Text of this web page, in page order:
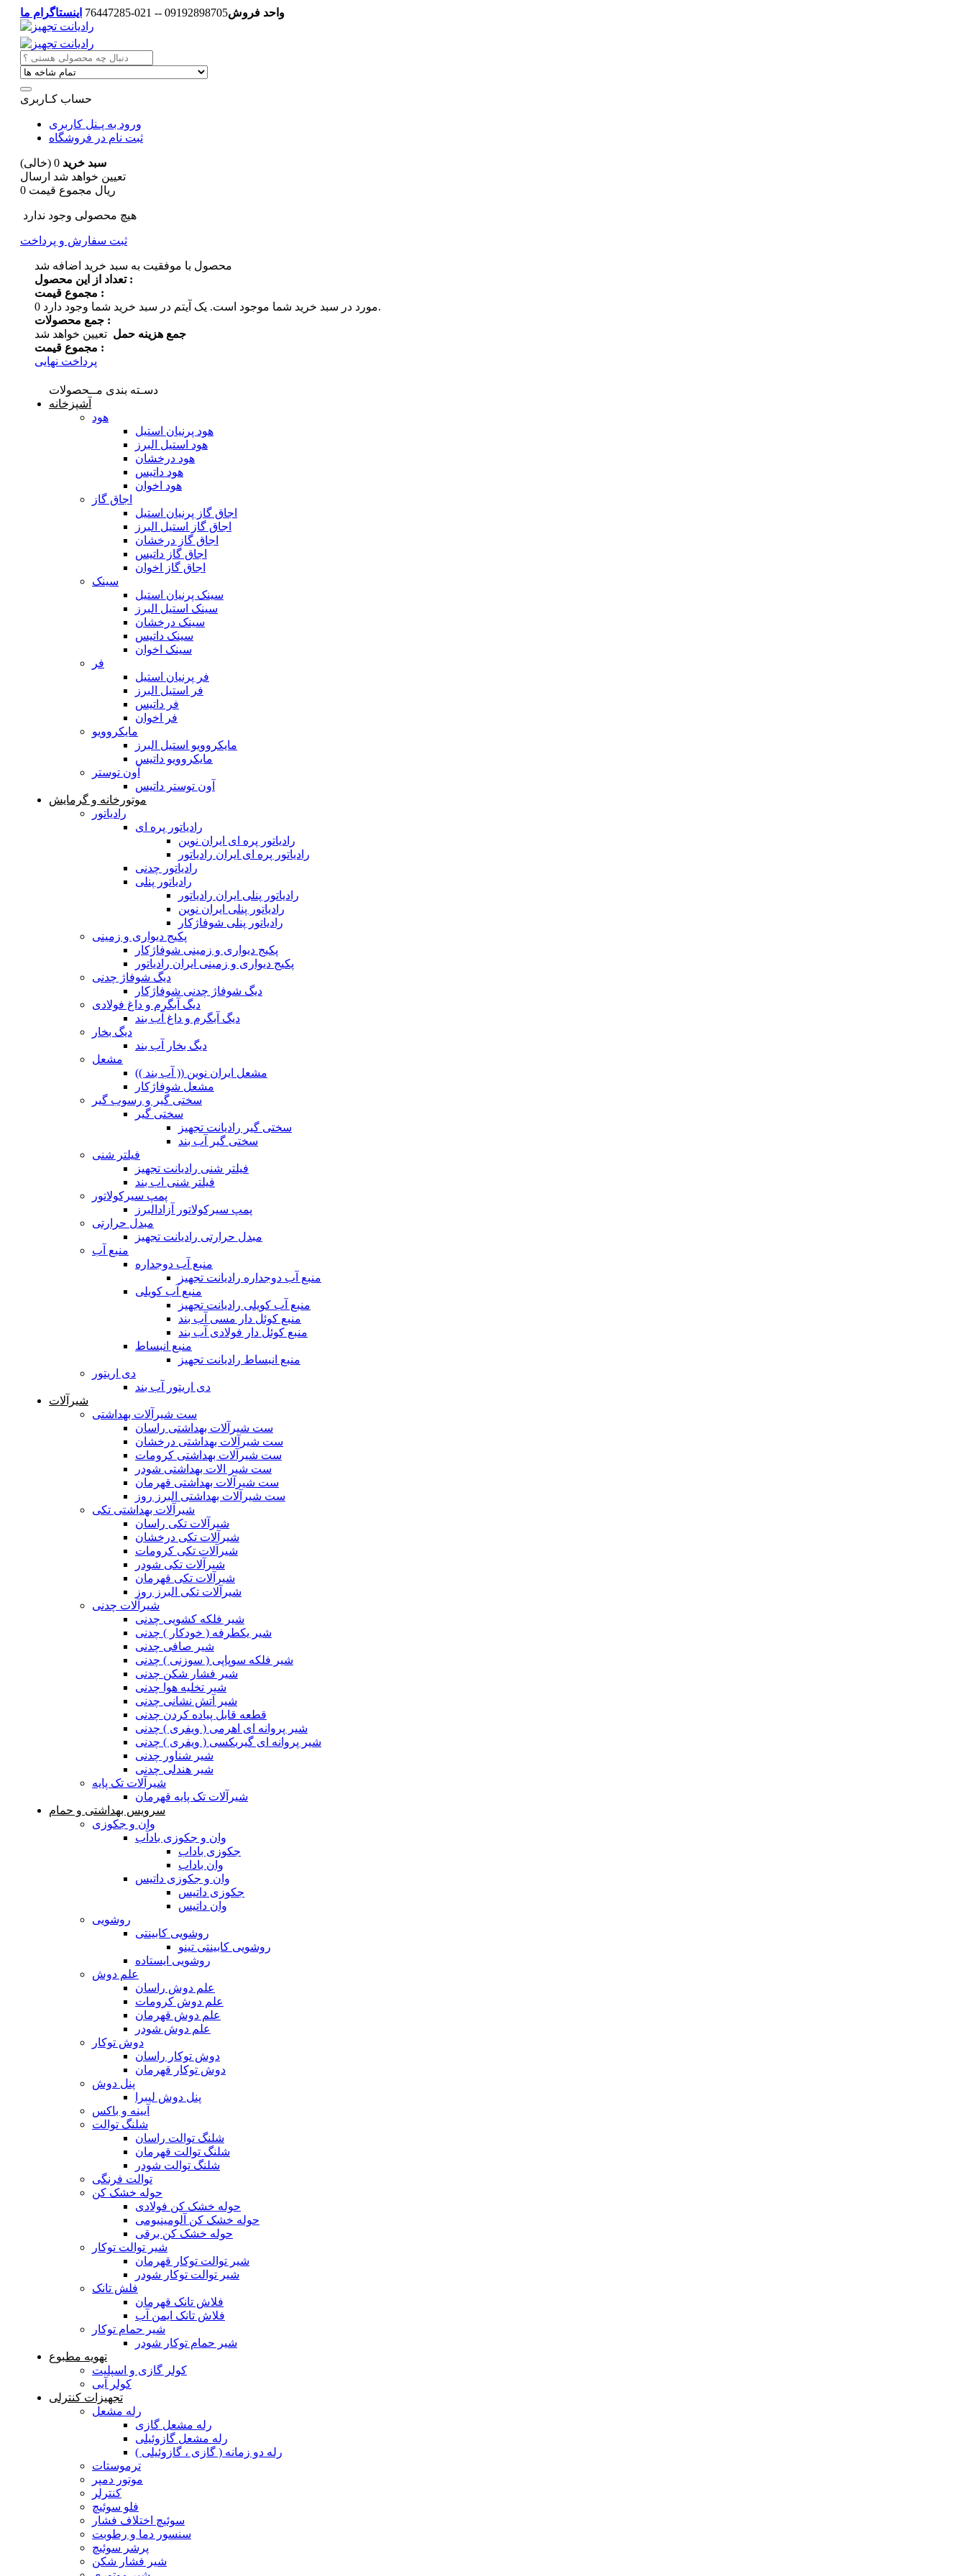
واحد فروش09192898705 -- 021-76447285 اینستاگرام ما
حساب کـاربری
ورود به پـنل کاربری
ثبت نام در فروشگاه
سبد خرید 0 (خالی)
تعیین خواهد شد ارسال
0 ریال مجموع قیمت
هیچ محصولی وجود ندارد
ثبت سفارش و پرداخت
محصول با موفقیت به سبد خرید اضافه شد
تعداد از این محصول :
مجموع قیمت :
0
مورد در سبد خرید شما موجود است.یک آیتم در سبد خرید شما وجود دارد.
جمع محصولات :
جمع هزینه حمل تعیین خواهد شد
مجموع قیمت :
پرداخت نهایی
دسـته بندی مــحصولات
آشپزخانه
هود
هود پرنیان استیل
هود استیل البرز
هود درخشان
هود داتیس
هود اخوان
اجاق گاز
اجاق گاز پرنیان استیل
اجاق گاز استیل البرز
اجاق گاز درخشان
اجاق گاز داتیس
اجاق گاز اخوان
سینک
سینک پرنیان استیل
سینک استیل البرز
سینک درخشان
سینک داتیس
سینک اخوان
فر
فر پرنیان استیل
فر استیل البرز
فر داتیس
فر اخوان
مایکروویو
مایکروویو استیل البرز
مایکروویو داتیس
آون توستر
آون توستر داتیس
موتورخانه و گرمایش
رادیاتور
رادیاتور پره ای
رادیاتور پره ای ایران نوین
رادیاتور پره ای ایران رادیاتور
رادیاتور چدنی
رادیاتور پنلی
رادیاتور پنلی ایران رادیاتور
رادیاتور پنلی ایران نوین
رادیاتور پنلی شوفاژکار
پکیج دیواری و زمینی
پکیج دیواری و زمینی شوفاژکار
پکیج دیواری و زمینی ایران رادیاتور
دیگ شوفاژ چدنی
دیگ شوفاژ چدنی شوفاژکار
دیگ آبگرم و داغ فولادی
دیگ آبگرم و داغ آب بند
دیگ بخار
دیگ بخار آب بند
مشعل
مشعل ایران نوین (( آب بند ))
مشعل شوفاژکار
سختی گیر و رسوب گیر
سختی گیر
سختی گیر رادیانت تجهیز
سختی گیر آب بند
فیلتر شنی
فیلتر شنی رادیانت تجهیز
فیلتر شنی اب بند
پمپ سیرکولاتور
پمپ سیرکولاتور آزادالبرز
مبدل حرارتی
مبدل حرارتی رادیانت تجهیز
منبع آب
منبع آب دوجداره
منبع آب دوجداره رادیانت تجهیز
منبع آب کویلی
منبع آب کویلی رادیانت تجهیز
منبع کوئل دار مسی آب بند
منبع کوئل دار فولادی آب بند
منبع انبساط
منبع انبساط رادیانت تجهیز
دی اریتور
دی اریتور آب بند
شیرآلات
ست شیرآلات بهداشتی
ست شیرآلات بهداشتی راسان
ست شیرآلات بهداشتی درخشان
ست شیرآلات بهداشتی کرومات
ست شیر الات بهداشتی شودر
ست شیرآلات بهداشتی قهرمان
ست شیرآلات بهداشتی البرز روز
شیرآلات بهداشتی تکی
شیرآلات تکی راسان
شیرآلات تکی درخشان
شیرآلات تکی کرومات
شیرآلات تکی شودر
شیرآلات تکی قهرمان
شیرآلات تکی البرز روز
شیرآلات چدنی
شیر فلکه کشویی چدنی
شیر یکطرفه ( خودکار ) چدنی
شیر صافی چدنی
شیر فلکه سوپاپی ( سوزنی ) چدنی
شیر فشار شکن چدنی
شیر تخلیه هوا چدنی
شیر آتش نشانی چدنی
قطعه قابل پیاده کردن چدنی
شیر پروانه ای اهرمی ( ویفری ) چدنی
شیر پروانه ای گیربکسی ( ویفری ) چدنی
شیر شناور چدنی
شیر هندلی چدنی
شیرآلات تک پایه
شیرآلات تک پایه قهرمان
سرویس بهداشتی و حمام
وان و جکوزی
وان و جکوزی بادآب
جکوزی باداب
وان باداب
وان و جکوزی داتیس
جکوزی داتیس
وان داتیس
روشویی
روشویی کابینتی
روشویی کابینتی تینو
روشویی‌ ایستاده
علم دوش
علم دوش راسان
علم دوش کرومات
علم دوش قهرمان
علم دوش شودر
دوش توکار
دوش توکار راسان
دوش توکار قهرمان
پنل دوش
پنل دوش لیبرا
آیینه و باکس
شلنگ توالت
شلنگ توالت راسان
شلنگ توالت قهرمان
شلنگ توالت شودر
توالت فرنگی
حوله خشک کن
حوله خشک کن فولادی
حوله خشک کن آلومینیومی
حوله خشک کن برقی
شیر توالت توکار
شیر توالت توکار قهرمان
شیر توالت توکار شودر
فلش تانک
فلاش تانک قهرمان
فلاش تانک ایمن آب
شیر حمام توکار
شیر حمام توکار شودر
تهویه مطبوع
کولر گازی و اسپلیت
کولر آبی
تجهیزات کنترلی
رله مشعل
رله مشعل گازی
رله مشعل گازوئیلی
رله دو زمانه ( گازی ، گازوئیلی )
ترموستات
موتور دمپر
کنترلر
فلو سوئیچ
سوئیچ اختلاف فشار
سنسور دما و رطوبت
پرشر سوئیچ
شیر فشار شکن